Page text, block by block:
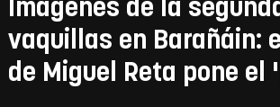
Imágenes de la
vaquillas en Barañáin:
de Miguel Reta pone el